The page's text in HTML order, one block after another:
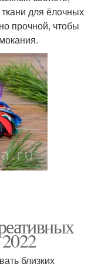
для ёлочных
прочной, чтобы
близких